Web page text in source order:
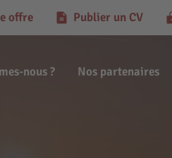
nous ? Nos partenaires
offre Publier un CV